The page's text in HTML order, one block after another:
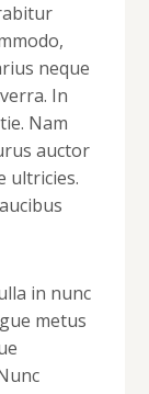
neque
In
Nam
auctor
ultricies.
in nunc
metus